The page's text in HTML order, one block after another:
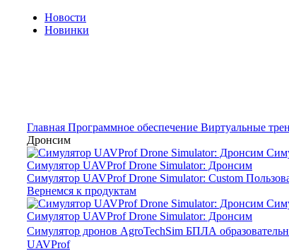
Новости
Новинки
Главная Программное обеспечение Виртуальные
Дронсим
Симулятор UAVProf Drone Simulator: Сustom
Вернемся к продуктам
Cимулятор дронов AgroTechSim БПЛА
UAVProf